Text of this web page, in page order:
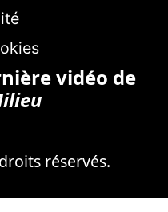
vidéo de
réservés.